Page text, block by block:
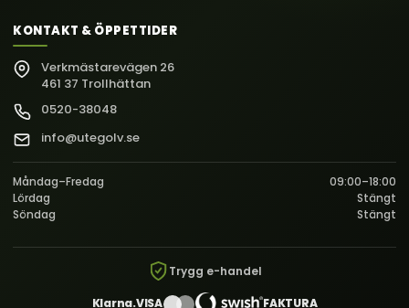
KONTAKT & ÖPPETTIDER
Verkmästarevägen 26
461 37 Trollhättan
0520-38048
info@utegolv.se
Måndag–Fredag
09:00–18:00
Lördag
Stängt
Söndag
Stängt
Trygg e-handel
Klarna.VISA FAKTURA